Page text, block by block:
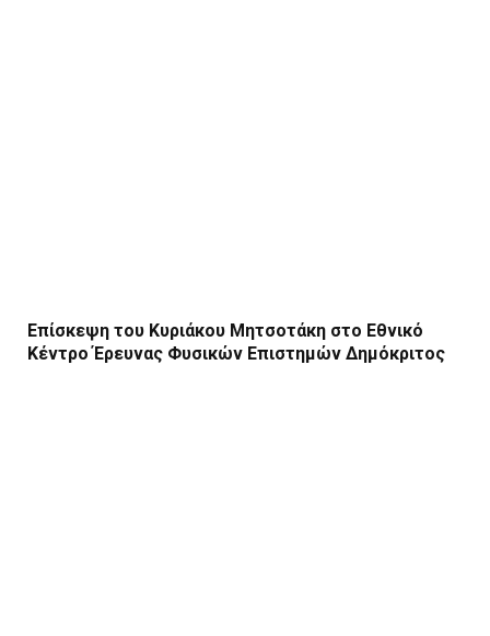
Επίσκεψη του Κυριάκου Μητσοτάκη στο Εθνικό
Κέντρο Έρευνας Φυσικών Επιστημών Δημόκριτος